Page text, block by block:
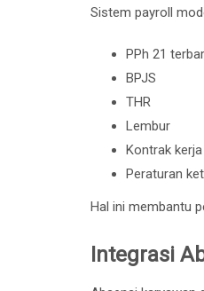
Sistem payroll
PPh 21
BPJS
THR
Lembur
Kontrak kerja
Peraturan
Hal ini membantu
Integrasi